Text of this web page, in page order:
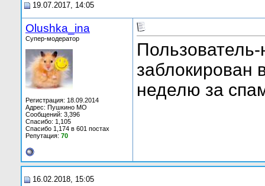
19.07.2017, 14:05
Olushka_ina
Супер-модератор
Регистрация: 18.09.2014
Адрес: Пушкино МО
Сообщений: 3,396
Спасибо: 1,105
Спасибо 1,174 в 601 постах
Репутация: 70
заблокирован
неделю за
16.02.2018, 15:05